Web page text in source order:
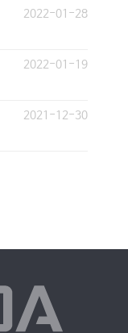
2022-01-28
2022-01-19
2021-12-30